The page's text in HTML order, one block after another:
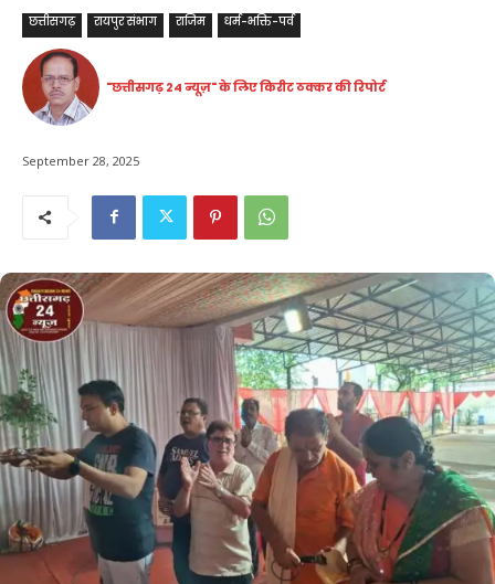
छत्तीसगढ़ रायपुर संभाग राजिम धर्म-भक्ति-पर्व
"छत्तीसगढ़ 24 न्यूज़" के लिए किरीट ठक्कर की रिपोर्ट
September 28, 2025